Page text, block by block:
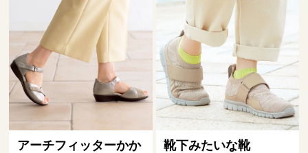
アーチフィッターかか
靴下みたいな靴